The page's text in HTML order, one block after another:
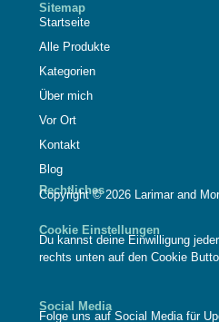
Sitemap
Startseite
Alle Produkte
Kategorien
Über mich
Vor Ort
Kontakt
Blog
Rechtliches
Copyright © 2026 Larimar and
Cookie Einstellungen
Du kannst deine Einwilligung
rechts unten auf den Cookie
Social Media
Folge uns auf Social Media für